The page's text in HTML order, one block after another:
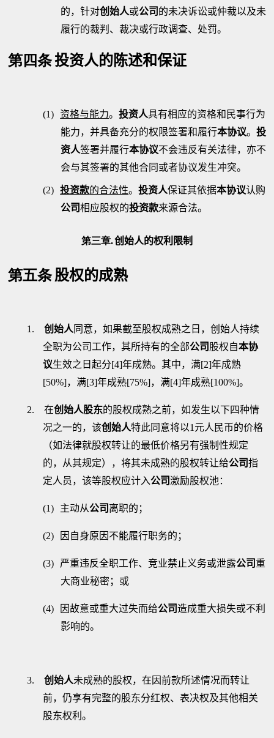
的，针对创始人或公司 的未决诉讼或仲裁以及未
履行的裁判、裁决或行政调查、处罚。
第四条投资人的陈述和保证
(1) 资格与能力。投资人具有相应的资格和民事行为
能力，并具备充分的权限签署和履行本协议。 投
资人签署并履行本协议不会违反有关法律，亦不
会与其签署的其他合同或者协议发生冲突。
(2) 投资款的合法性。投资人保证其依据本协议认购
公司相应股权的投资款来源合法。
第三章.创始人的权利限制
第五条股权的成熟
1. 创始人 同意，如果截至股权成熟之日，创始人持续
全职为公司工作，其所持有的全部公司 股权自本协
议生效之日起分[4]年成熟。其中，满[2]年成熟
[50%]，满[3]年成熟[75%]，满[4]年成熟[100%]。
2. 在创始人股东的股权成熟之前，如发生以下四种情
况之一的，该创始人特此同意将以1 元人民币的价格
（如法律就股权转让的最低价格另有强制性规定
的，从其规定），将其未成熟的股权转让给公司指
定人员，该等股权应计入公司激励股权池：
(1) 主动从公司 离职的；
(2) 因自身原因不能履行职务的；
(3) 严重违反全职工作、竞业禁止义务或泄露公司 重
大商业秘密；或
(4) 因故意或重大过失而给公司造成重大损失或不利
影响的。
3. 创始人未成熟的股权，在因前款所述情况而转让
前，仍享有完整的股东分红权、表决权及其他相关
股东权利。